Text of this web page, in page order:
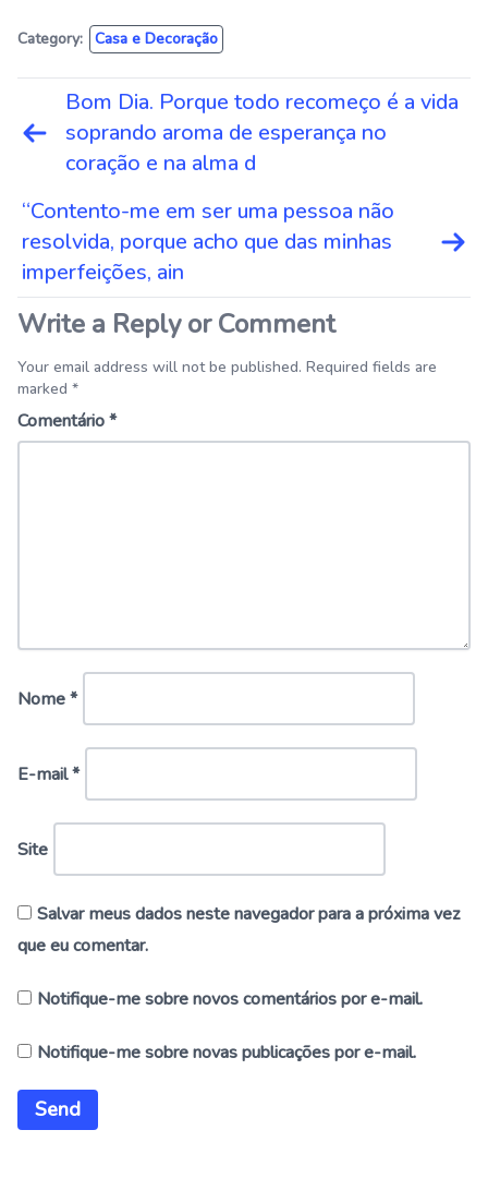
Category: Casa e Decoração
Navegação
Post
Bom Dia. Porque todo recomeço é a vida
soprando aroma de esperança no
coração e na alma d
“Contento-me em ser uma pessoa não
resolvida, porque acho que das minhas
imperfeições, ain
Write a Reply or Comment
Your email address will not be published. Required fields are
marked *
Comentário*
Nome*
E-mail*
Site
Salvar meus dados neste navegador para a próxima vez
que eu comentar.
Notifique-me sobre novos comentários por e-mail.
Notifique-me sobre novas publicações por e-mail.